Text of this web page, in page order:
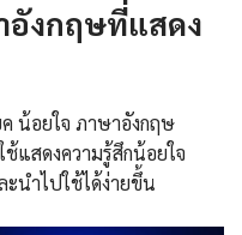
อังกฤษที่แสดง
น้อยใจ ภาษาอังกฤษ
แสดงความรู้สึกน้อยใจ
นำไปใช้ได้ง่ายขึ้น